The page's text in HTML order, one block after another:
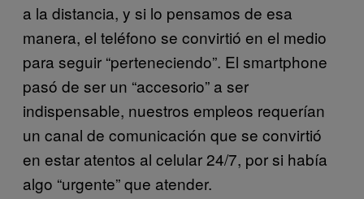
a la distancia, y si lo pensamos de esa
manera, el teléfono se convirtió en el medio
para seguir “perteneciendo”. El smartphone
pasó de ser un “accesorio” a ser
indispensable, nuestros empleos requerían
un canal de comunicación que se convirtió
en estar atentos al celular 24/7, por si había
algo “urgente” que atender.